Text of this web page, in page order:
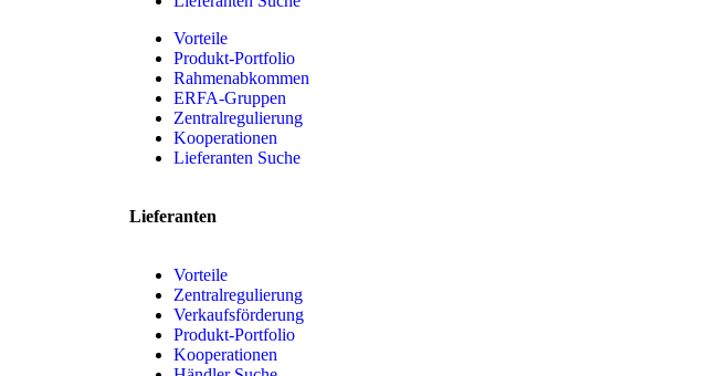
Vorteile
Produkt-Portfolio
Rahmenabkommen
ERFA-Gruppen
Zentralregulierung
Kooperationen
Lieferanten Suche
Lieferanten
Vorteile
Zentralregulierung
Verkaufsförderung
Produkt-Portfolio
Kooperationen